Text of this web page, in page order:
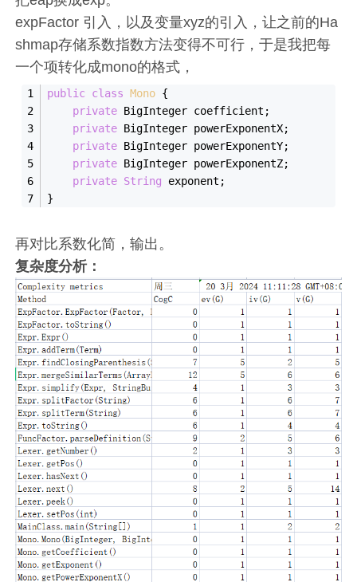
expFactor 引入，以及变量xyz的引入，让之前的Ha
shmap存储系数指数方法变得不可行，于是我把每
一个项转化成mono的格式，
public class Mono {
private BigInteger coefficient;
private BigInteger powerExponentX;
private BigInteger powerExponentY;
private BigInteger powerExponentZ;
private String exponent;
}
再对比系数化简，输出。
复杂度分析：